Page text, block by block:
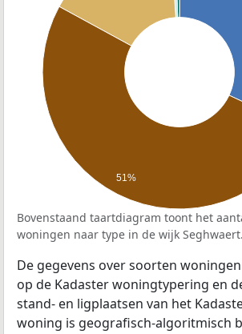
51%
Bovenstaand taartdiagram toont het
woningen naar type in de wijk Seghwaert.
De gegevens over soorten
op de Kadaster woningtypering en
stand- en ligplaatsen van het
woning is geografisch-algoritmisch